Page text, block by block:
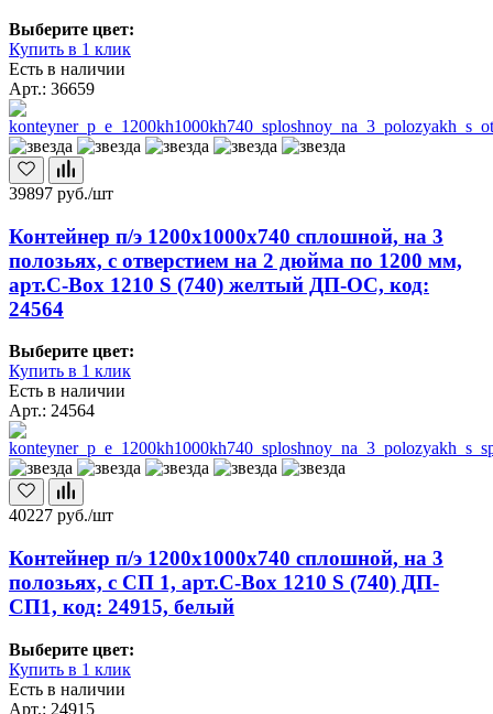
Выберите цвет:
Купить в 1 клик
Есть в наличии
Арт.: 36659
39897 руб./шт
Контейнер п/э 1200х1000х740 сплошной, на 3
полозьях, с отверстием на 2 дюйма по 1200 мм,
арт.C-Box 1210 S (740) желтый ДП-ОС, код:
24564
Выберите цвет:
Купить в 1 клик
Есть в наличии
Арт.: 24564
40227 руб./шт
Контейнер п/э 1200х1000х740 сплошной, на 3
полозьях, с СП 1, арт.C-Box 1210 S (740) ДП-
СП1, код: 24915, белый
Выберите цвет:
Купить в 1 клик
Есть в наличии
Арт.: 24915